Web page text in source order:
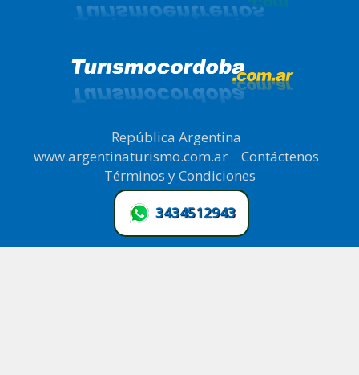
República Argentina
www.argentinaturismo.com.ar| Contáctenos
Términos y Condiciones
3434512943